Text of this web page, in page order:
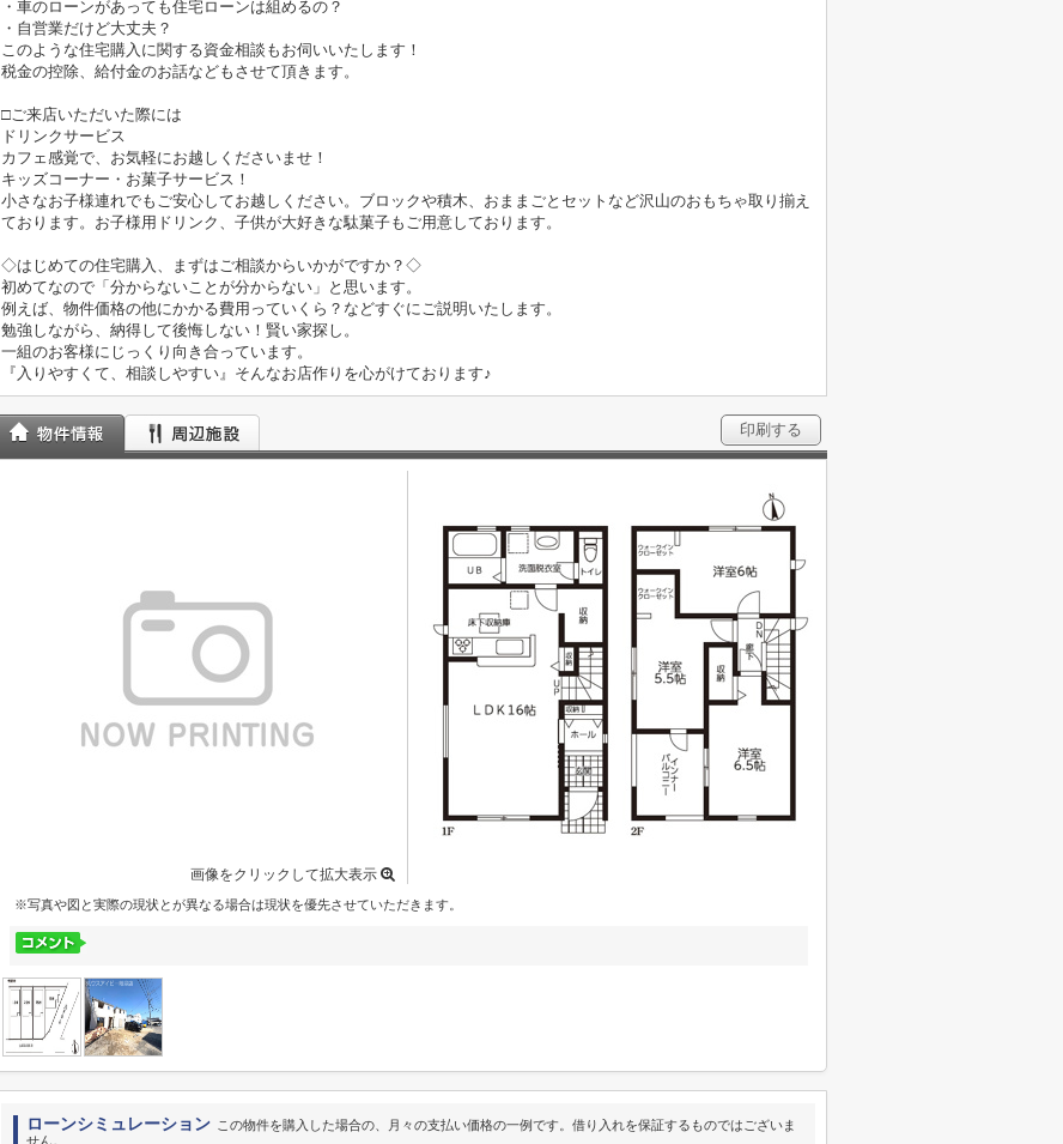
・車のローンがあっても住宅ローンは組めるの？
・自営業だけど大丈夫？
このような住宅購入に関する資金相談もお伺いいたします！
税金の控除、給付金のお話などもさせて頂きます。
□ご来店いただいた際には
ドリンクサービス
カフェ感覚で、お気軽にお越しくださいませ！
キッズコーナー・お菓子サービス！
小さなお子様連れでもご安心してお越しください。ブロックや積木、おままごとセットなど沢山のおもちゃ取り揃え
ております。お子様用ドリンク、子供が大好きな駄菓子もご用意しております。
◇はじめての住宅購入、まずはご相談からいかがですか？◇
初めてなので「分からないことが分からない」と思います。
例えば、物件価格の他にかかる費用っていくら？などすぐにご説明いたします。
勉強しながら、納得して後悔しない！賢い家探し。
一組のお客様にじっくり向き合っています。
『入りやすくて、相談しやすい』そんなお店作りを心がけております♪
印刷する
画像をクリックして拡大表示
※写真や図と実際の現状とが異なる場合は現状を優先させていただきます。
ローンシミュレーション この物件を購入した場合の、月々の支払い価格の一例です。借り入れを保証するものではございま
せん。